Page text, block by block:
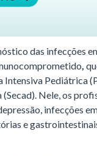
das infecções
,
Intensiva Pediátrica
Nele, os
infecções
e